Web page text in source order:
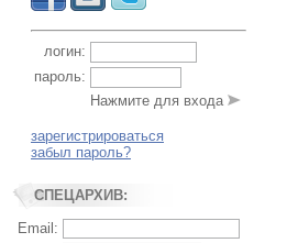
логин:
пароль:
Нажмите для входа
зарегистрироваться
забыл пароль?
СПЕЦАРХИВ:
Email: